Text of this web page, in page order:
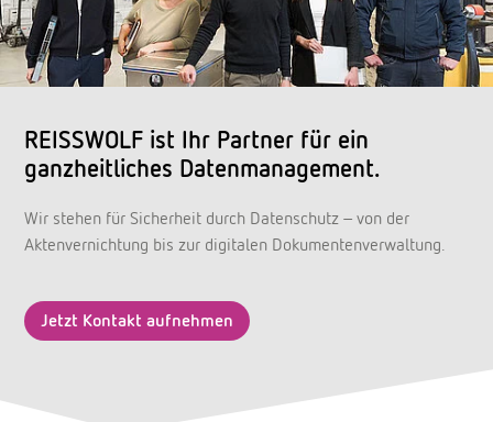
REISSWOLF ist Ihr Partner für ein
ganzheitliches Datenmanagement.
Wir stehen für Sicherheit durch Datenschutz - von der
Aktenvernichtung bis zur digitalen Dokumentenverwaltung.
Jetzt Kontakt aufnehmen